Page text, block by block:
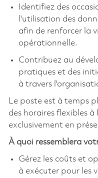
Identifiez des
l'utilisation des
afin de renforcer la
opérationnelle.
Contribuez au
pratiques et des
à travers
Le poste est à temps
des horaires flexibles à
exclusivement en
À quoi ressemblera
Gérez les coûts et
à exécuter pour les